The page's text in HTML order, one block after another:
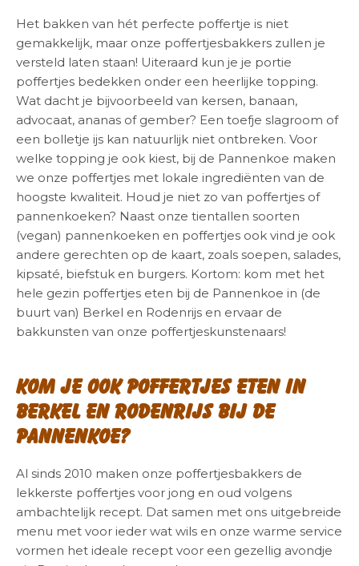
Het bakken van hét perfecte poffertje is niet
gemakkelijk, maar onze poffertjesbakkers zullen je
versteld laten staan! Uiteraard kun je je portie
poffertjes bedekken onder een heerlijke topping.
Wat dacht je bijvoorbeeld van kersen, banaan,
advocaat, ananas of gember? Een toefje slagroom of
een bolletje ijs kan natuurlijk niet ontbreken. Voor
welke topping je ook kiest, bij de Pannenkoe maken
we onze poffertjes met lokale ingrediënten van de
hoogste kwaliteit. Houd je niet zo van poffertjes of
pannenkoeken? Naast onze tientallen soorten
(vegan) pannenkoeken en poffertjes ook vind je ook
andere gerechten op de kaart, zoals soepen, salades,
kipsaté, biefstuk en burgers. Kortom: kom met het
hele gezin poffertjes eten bij de Pannenkoe in (de
buurt van) Berkel en Rodenrijs en ervaar de
bakkunsten van onze poffertjeskunstenaars!
Kom je ook poffertjes eten in
Berkel en Rodenrijs bij de
Pannenkoe?
Al sinds 2010 maken onze poffertjesbakkers de
lekkerste poffertjes voor jong en oud volgens
ambachtelijk recept. Dat samen met ons uitgebreide
menu met voor ieder wat wils en onze warme service
vormen het ideale recept voor een gezellig avondje